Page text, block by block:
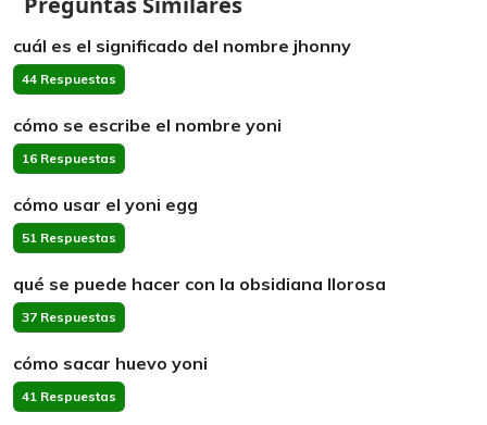
cuál es el significado del nombre jhonny
44 Respuestas
cómo se escribe el nombre yoni
16 Respuestas
cómo usar el yoni egg
51 Respuestas
qué se puede hacer con la obsidiana llorosa
37 Respuestas
cómo sacar huevo yoni
41 Respuestas